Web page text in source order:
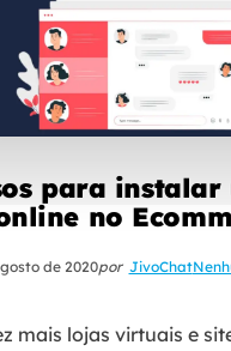
para instalar
no
de 2020por JivoChat
mais lojas virtuais e